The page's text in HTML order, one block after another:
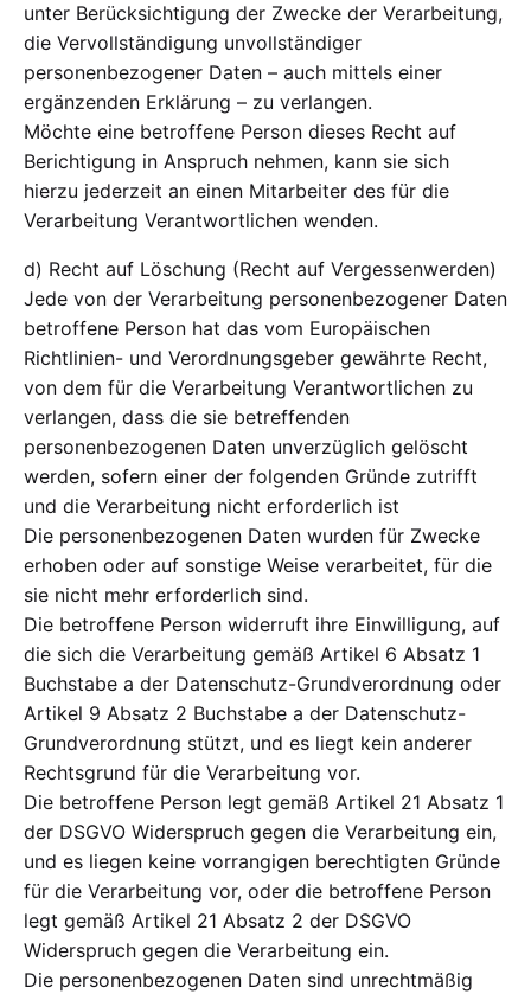
unter Berücksichtigung der Zwecke der Verarbeitung,
die Vervollständigung unvollständiger
personenbezogener Daten – auch mittels einer
ergänzenden Erklärung – zu verlangen.
Möchte eine betroffene Person dieses Recht auf
Berichtigung in Anspruch nehmen, kann sie sich
hierzu jederzeit an einen Mitarbeiter des für die
Verarbeitung Verantwortlichen wenden.
d) Recht auf Löschung (Recht auf Vergessenwerden)
Jede von der Verarbeitung personenbezogener Daten
betroffene Person hat das vom Europäischen
Richtlinien- und Verordnungsgeber gewährte Recht,
von dem für die Verarbeitung Verantwortlichen zu
verlangen, dass die sie betreffenden
personenbezogenen Daten unverzüglich gelöscht
werden, sofern einer der folgenden Gründe zutrifft
und die Verarbeitung nicht erforderlich ist
Die personenbezogenen Daten wurden für Zwecke
erhoben oder auf sonstige Weise verarbeitet, für die
sie nicht mehr erforderlich sind.
Die betroffene Person widerruft ihre Einwilligung, auf
die sich die Verarbeitung gemäß Artikel 6 Absatz 1
Buchstabe a der Datenschutz-Grundverordnung oder
Artikel 9 Absatz 2 Buchstabe a der Datenschutz-
Grundverordnung stützt, und es liegt kein anderer
Rechtsgrund für die Verarbeitung vor.
Die betroffene Person legt gemäß Artikel 21 Absatz 1
der DSGVO Widerspruch gegen die Verarbeitung ein,
und es liegen keine vorrangigen berechtigten Gründe
für die Verarbeitung vor, oder die betroffene Person
legt gemäß Artikel 21 Absatz 2 der DSGVO
Widerspruch gegen die Verarbeitung ein.
Die personenbezogenen Daten sind unrechtmäßig